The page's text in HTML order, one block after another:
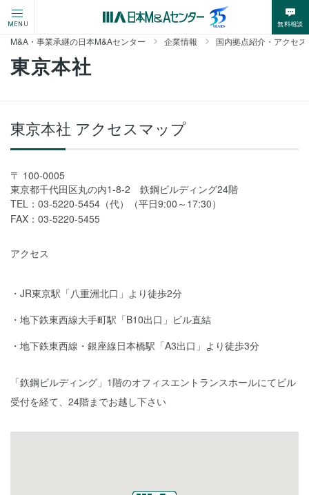
MENU 無料相談
M&A・事業承継の日本M&Aセンター 企業情報 国内拠点紹介・アクセス
東京本社
東京本社 アクセスマップ
100-0005
東京都千代田区丸の内1-8-2 鉃鋼ビルディング24階
TEL： 03-5220-5454（代）
（平日9:00～17:30）
FAX： 03-5220-5455
アクセス
JR東京駅「八重洲北口」より徒歩2分
地下鉄東西線大手町駅「B10出口」ビル直結
地下鉄東西線・銀座線日本橋駅「A3出口」より徒歩3分
「鉃鋼ビルディング」1階のオフィスエントランスホールにてビル
受付を経て、24階までお越し下さい